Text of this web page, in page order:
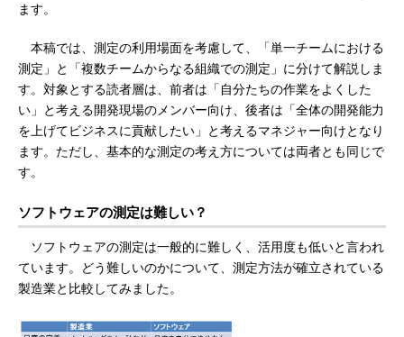
ます。
本稿では、測定の利用場面を考慮して、「単一チームにおける
測定」と「複数チームからなる組織での測定」に分けて解説しま
す。対象とする読者層は、前者は「自分たちの作業をよくした
い」と考える開発現場のメンバー向け、後者は「全体の開発能力
を上げてビジネスに貢献したい」と考えるマネジャー向けとなり
ます。ただし、基本的な測定の考え方については両者とも同じで
す。
ソフトウェアの測定は難しい？
ソフトウェアの測定は一般的に難しく、活用度も低いと言われ
ています。どう難しいのかについて、測定方法が確立されている
製造業と比較してみました。